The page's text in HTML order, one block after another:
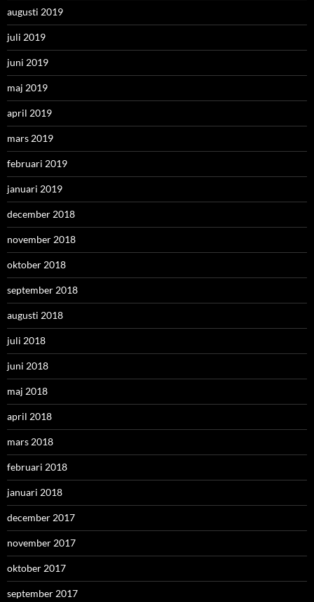
augusti 2019
juli 2019
juni 2019
maj 2019
april 2019
mars 2019
februari 2019
januari 2019
december 2018
november 2018
oktober 2018
september 2018
augusti 2018
juli 2018
juni 2018
maj 2018
april 2018
mars 2018
februari 2018
januari 2018
december 2017
november 2017
oktober 2017
september 2017